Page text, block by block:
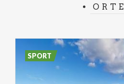
ORTE
SPORT